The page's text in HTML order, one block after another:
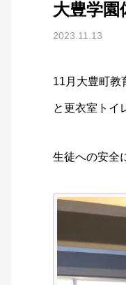
スタッ
大豊学園
2023.11.13
11月大豊町教
と更衣室トイ
生徒への安全